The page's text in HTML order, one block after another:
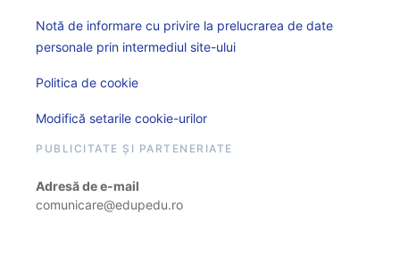
Notă de informare cu privire la prelucrarea de date
personale prin intermediul site-ului
Politica de cookie
Modifică setarile cookie-urilor
PUBLICITATE ȘI PARTENERIATE
Adresă de e-mail
comunicare@edupedu.ro